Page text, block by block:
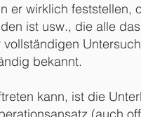
er wirklich
ist usw., die alle
bekannt.
kann, ist die